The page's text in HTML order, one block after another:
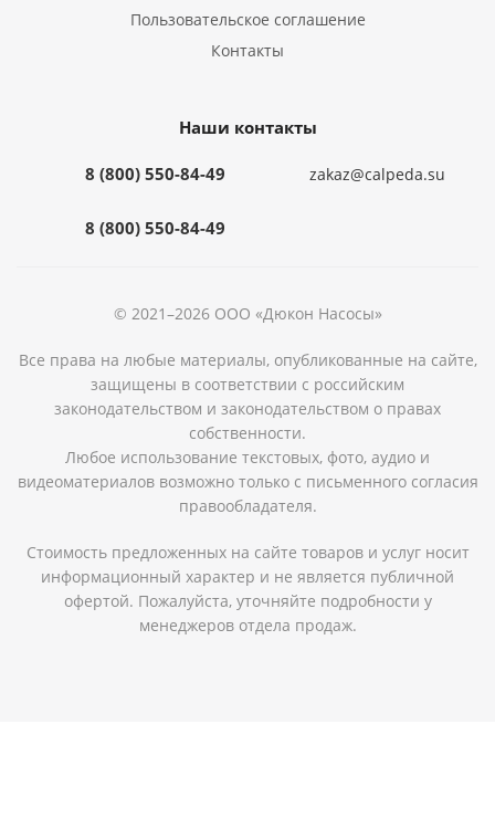
Пользовательское соглашение
Контакты
Наши контакты
8 (800) 550-84-49
8 (800) 550-84-49
zakaz@calpeda.su
© 2021–2026 ООО «Дюкон Насосы»
Все права на любые материалы, опубликованные на сайте,
защищены в соответствии с российским
законодательством и законодательством о правах
собственности.
Любое использование текстовых, фото, аудио и
видеоматериалов возможно только с письменного согласия
правообладателя.
Стоимость предложенных на сайте товаров и услуг носит
информационный характер и не является публичной
офертой. Пожалуйста, уточняйте подробности у
менеджеров отдела продаж.